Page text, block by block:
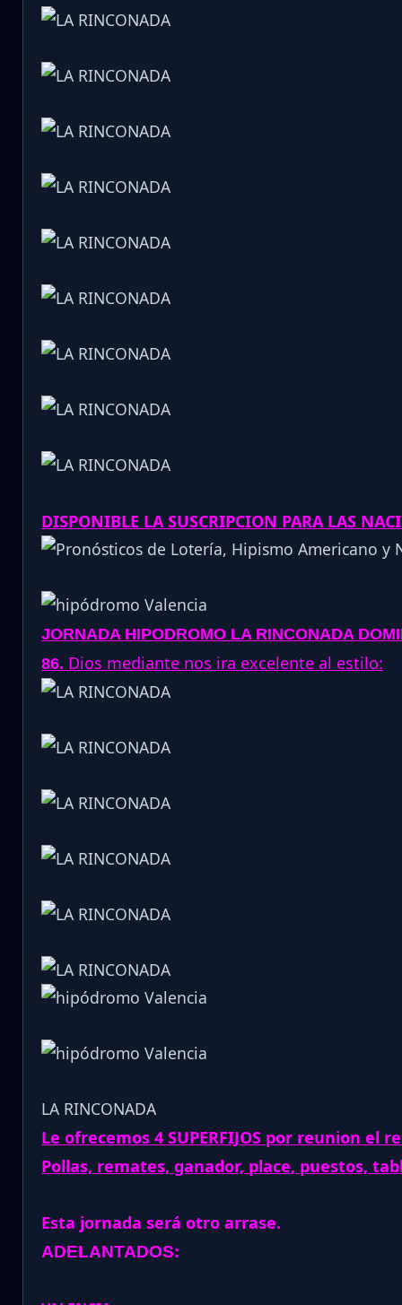
DISPONIBLE LA SUSCRIPCION PARA LAS
JORNADA HIPODROMO LA RINCONADA
86. Dios mediante nos ira excelente al estilo:
LA RINCONADA
Le ofrecemos 4 SUPERFIJOS por reunion el
Pollas, remates, ganador, place, puestos,
Esta jornada será otro arrase.
ADELANTADOS: